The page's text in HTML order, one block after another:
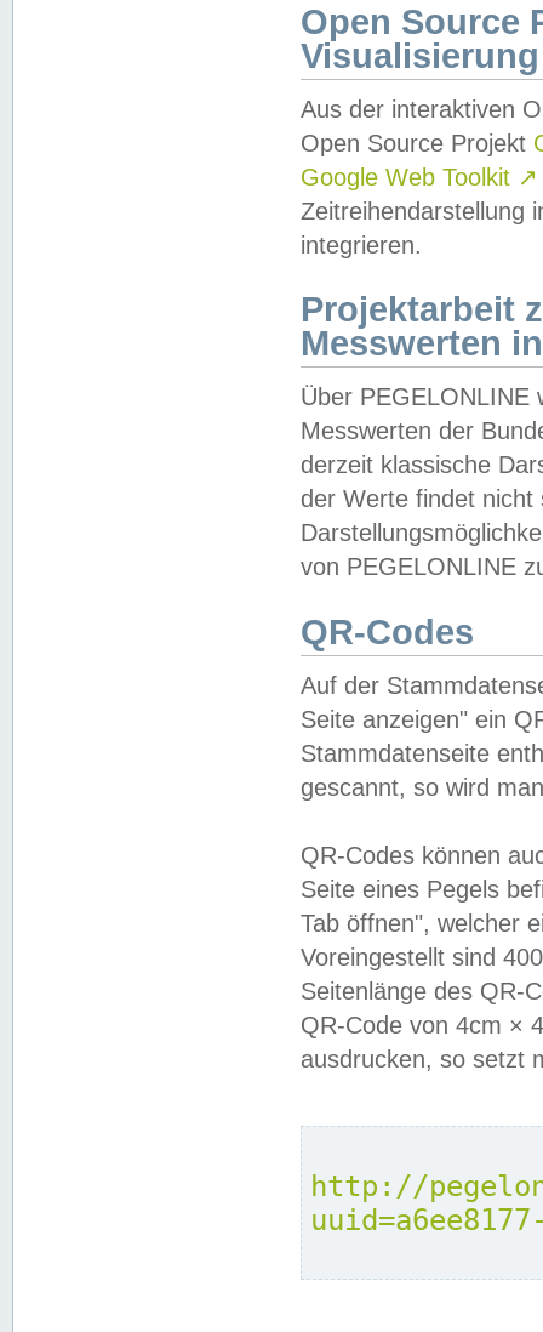
Open Source
Visualisierung
Aus der interaktiven
Open Source Projekt
Google Web Toolkit ↗
Zeitreihendarstellung
integrieren.
Projektarbeit
Messwerten
Über PEGELONLINE
Messwerten der
derzeit klassische
der Werte findet
von PEGELONLINE
QR-Codes
Auf der
Seite anzeigen" ein
Stammdatenseite
gescannt, so wird
QR-Codes können
Seite eines Pegels
Tab öffnen", welcher
Voreingestellt sind
Seitenlänge des QR-
QR-Code von 4cm ×
ausdrucken, so setzt
http://